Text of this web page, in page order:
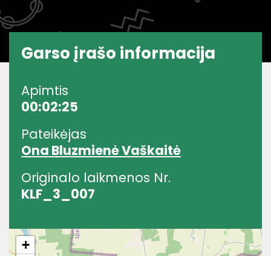
Garso įrašo informacija
Apimtis
00:02:25
Pateikėjas
Ona Bluzmienė Vaškaitė
Originalo laikmenos Nr.
KLF_3_007
+